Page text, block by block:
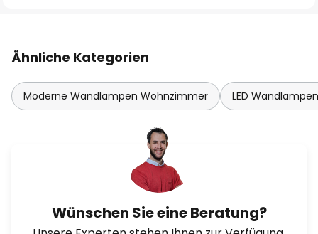
Ähnliche Kategorien
Moderne Wandlampen Wohnzimmer LED
Wünschen Sie eine Beratung?